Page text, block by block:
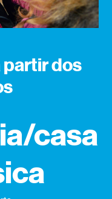
dos
casa